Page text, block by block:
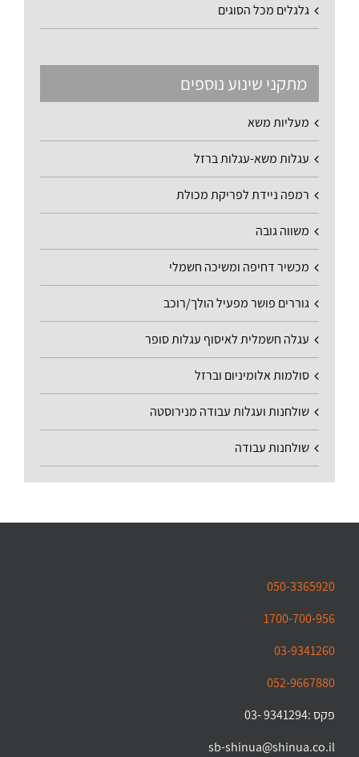
גלגלים מכל הסוגים
מתקני שינוע נוספים
מעליות משא
עגלות משא-עגלות ברזל
רמפה ניידת לפריקת מכולת
משווה גובה
מכשיר דחיפה ומשיכה חשמלי
גוררים פושר מפעיל הולך/רוכב
עגלה חשמלית לאיסוף עגלות סופר
סולמות אלומיניום וברזל
שולחנות ועגלות עבודה מנירוסטה
שולחנות עבודה
050-3365920
1700-700-956
03-9341260
052-9667880
פקס :9341294 -03
sb-shinua@shinua.co.il